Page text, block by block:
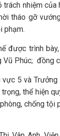
nhiệm
tháo gỡ
phạm.
được trình
Vũ Phúc; đồng
5 và
thể hiện
chống